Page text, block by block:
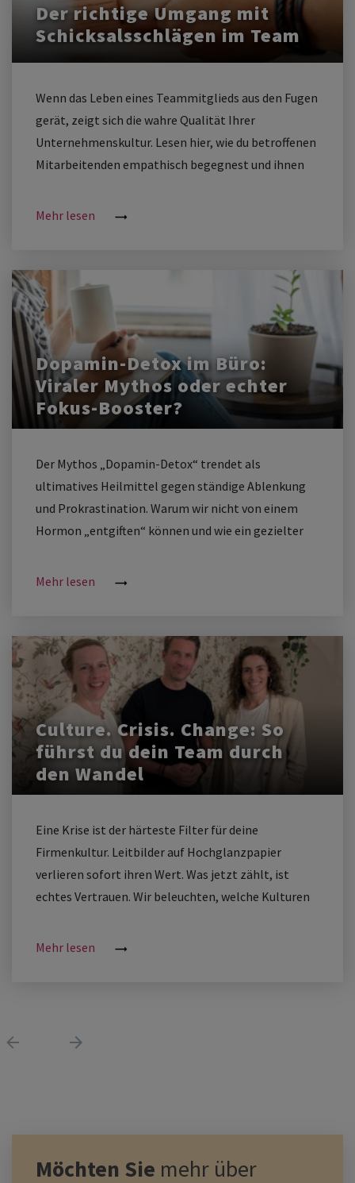
Der richtige Umgang mit
Schicksalsschlägen im Team
Wenn das Leben eines Teammitglieds aus den Fugen
gerät, zeigt sich die wahre Qualität Ihrer
Unternehmenskultur. Lesen hier, wie du betroffenen
Mitarbeitenden empathisch begegnest und ihnen
Mehr lesen
Dopamin-Detox im Büro:
Viraler Mythos oder echter
Fokus-Booster?
Der Mythos „Dopamin-Detox“ trendet als
ultimatives Heilmittel gegen ständige Ablenkung
und Prokrastination. Warum wir nicht von einem
Hormon „entgiften“ können und wie ein gezielter
Mehr lesen
Culture. Crisis. Change: So
führst du dein Team durch
den Wandel
Eine Krise ist der härteste Filter für deine
Firmenkultur. Leitbilder auf Hochglanzpapier
verlieren sofort ihren Wert. Was jetzt zählt, ist
echtes Vertrauen. Wir beleuchten, welche Kulturen
einen Raum für Mut und Menschlichkeit schaffst.
Mehr lesen
Möchten Sie mehr über